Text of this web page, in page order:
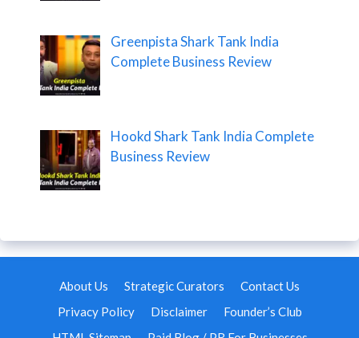
Greenpista Shark Tank India
Complete Business Review
Hookd Shark Tank India Complete
Business Review
About Us Strategic Curators
Contact Us
Privacy Policy
Disclaimer
Founder’s Club